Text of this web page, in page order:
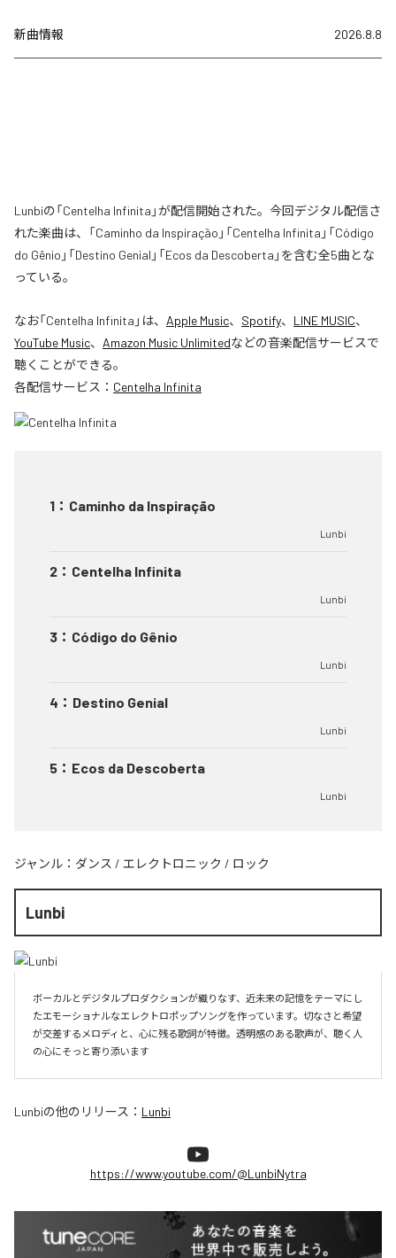
新曲情報 2026.8.8
Lunbiの「Centelha Infinita」が配信開始された。今回デジタル配信さ
れた楽曲は、「Caminho da Inspiração」「Centelha Infinita」「Código
do Gênio」「Destino Genial」「Ecos da Descoberta」を含む全5曲とな
っている。
なお「Centelha Infinita 」は、 Apple Music、 Spotify、 LINE MUSIC、
YouTube Music、 Amazon Music Unlimitedなどの音楽配信サービスで
聴くことができる。
各配信サービス： Centelha Infinita
1 ： Caminho da Inspiração
Lunbi
2 ： Centelha Infinita
Lunbi
3 ： Código do Gênio
Lunbi
4 ： Destino Genial
Lunbi
5 ： Ecos da Descoberta
Lunbi
ジャンル： ダンス / エレクトロニック / ロック
Lunbi
ボーカルとデジタルプロダクションが織りなす、近未来の記憶をテーマにし
たエモーショナルなエレクトロポップソングを作っています。切なさと希望
が交差するメロディと、心に残る歌詞が特徴。透明感のある歌声が、聴く人
の心にそっと寄り添います
Lunbiの他のリリース： Lunbi
https://www.youtube.com/@LunbiNytra